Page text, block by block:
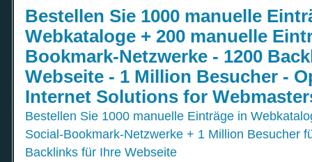
Bestellen Sie 1000 manuelle
Webkataloge + 200 manuelle
Bookmark-Netzwerke - 1200
Webseite - 1 Million Besucher -
Internet Solutions for
Bestellen Sie 1000 manuelle Einträge in
Social-Bookmark-Netzwerke + 1 Million Besucher
Backlinks für Ihre Webseite